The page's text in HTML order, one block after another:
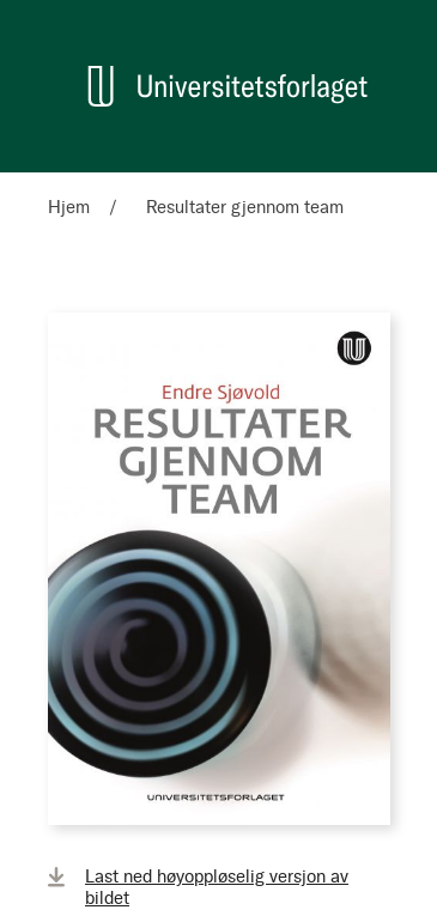
Hjem Resultater gjennom team
Last ned høyoppløselig versjon av
bildet